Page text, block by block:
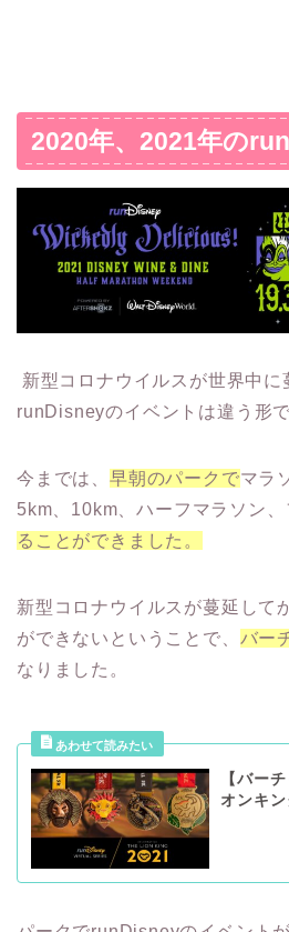
2020年、2021年の
新型コロナウイルスが世界中に
runDisneyのイベントは違う形
今までは、 早朝のパークでマラ
5km、10km、ハーフマラソン
ることができました。
新型コロナウイルスが蔓延して
ができないということで、 バー
なりました。
【バー
オンキ